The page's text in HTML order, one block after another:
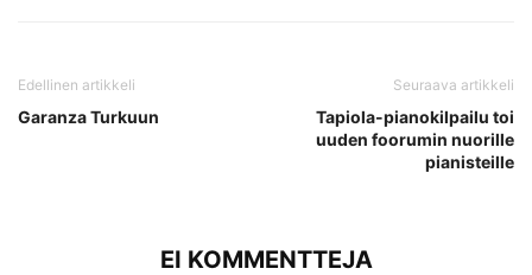
Edellinen artikkeli
Garanza Turkuun
Seuraava artikkeli
Tapiola-pianokilpailu toi
uuden foorumin nuorille
pianisteille
EI KOMMENTTEJA